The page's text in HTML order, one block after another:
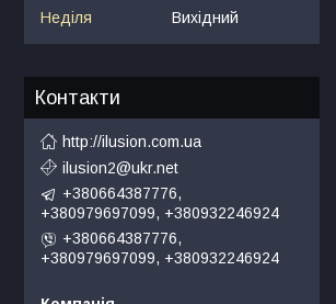
Неділя
Вихідний
Контакти
http://ilusion.com.ua
ilusion2@ukr.net
+380664387776,
+380979697099, +380932246924
+380664387776,
+380979697099, +380932246924